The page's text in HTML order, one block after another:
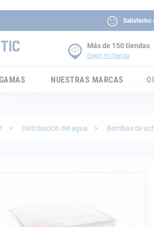
Satisfecho
Más de 150 tiendas
Elegir mi tienda
NUESTRAS MARCAS
Distribución del agua Bombas de